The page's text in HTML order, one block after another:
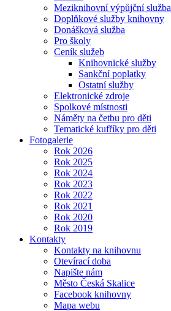
Meziknihovní výpůjční služba
Doplňkové služby knihovny
Donášková služba
Pro školy
Ceník služeb
Knihovnické služby
Sankční poplatky
Ostatní služby
Elektronické zdroje
Spolkové místnosti
Náměty na četbu pro děti
Tematické kufříky pro děti
Fotogalerie
Rok 2026
Rok 2025
Rok 2024
Rok 2023
Rok 2022
Rok 2021
Rok 2020
Rok 2019
Kontakty
Kontakty na knihovnu
Otevírací doba
Napište nám
Město Česká Skalice
Facebook knihovny
Mapa webu